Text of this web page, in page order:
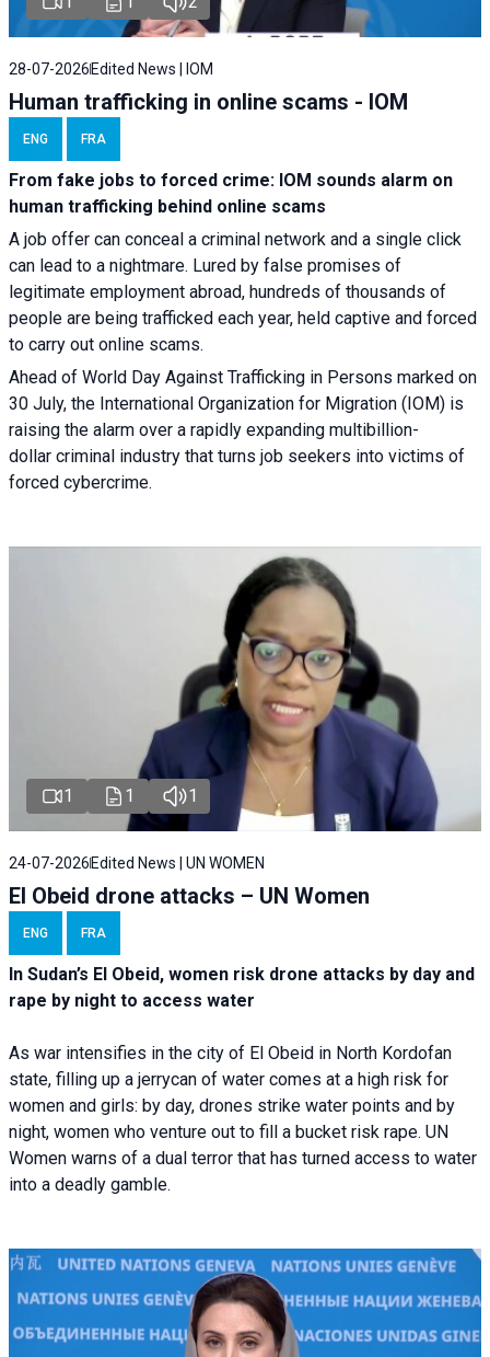
28-07-2026 Edited News | IOM
Human trafficking in online scams - IOM
ENG FRA
From fake jobs to forced crime: IOM sounds alarm on
human trafficking behind online scams
A job offer can conceal a criminal network and a single click
can lead to a nightmare. Lured by false promises of
legitimate employment abroad, hundreds of thousands of
people are being trafficked each year, held captive and forced
to carry out online scams.
Ahead of World Day Against Trafficking in Persons marked on
30 July, the International Organization for Migration (IOM) is
raising the alarm over a rapidly expanding multibillion-
dollar criminal industry that turns job seekers into victims of
forced cybercrime.
1 1 1
24-07-2026Edited News | UN WOMEN
El Obeid drone attacks – UN Women
ENG FRA
In Sudan’s El Obeid, women risk drone attacks by day and
rape by night to access water
As war intensifies in the city of El Obeid in North Kordofan
state, filling up a jerrycan of water comes at a high risk for
women and girls: by day, drones strike water points and by
night, women who venture out to fill a bucket risk rape. UN
Women warns of a dual terror that has turned access to water
into a deadly gamble.